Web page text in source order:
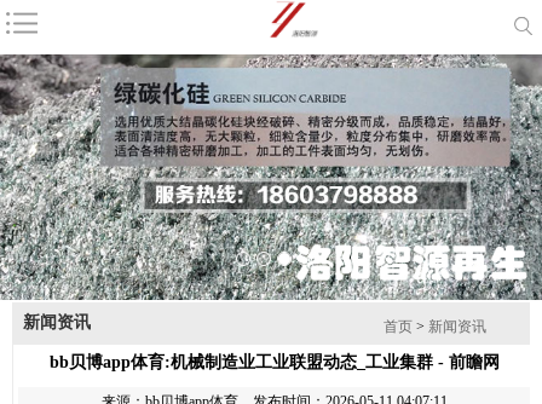
咨询电话：
18603798888
首页公司简介产品中心新闻资讯耐火材料磨料联系我们网站地图
1 2 3 4
产品列表
棕刚玉
新闻资讯 首页> 新闻资讯
bb贝博app体育:机械制造业工业联盟动态_工业集群 - 前瞻网